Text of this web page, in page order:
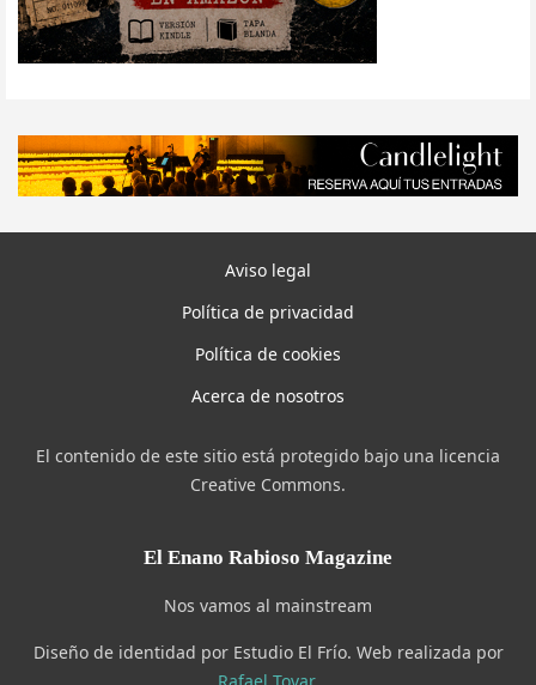
Aviso legal
Política de privacidad
Política de cookies
Acerca de nosotros
El contenido de este sitio está protegido bajo una licencia
Creative Commons.
El Enano Rabioso Magazine
Nos vamos al mainstream
Diseño de identidad por Estudio El Frío. Web realizada por